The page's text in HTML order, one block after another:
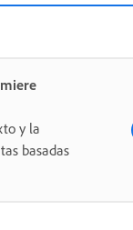
y la
basadas